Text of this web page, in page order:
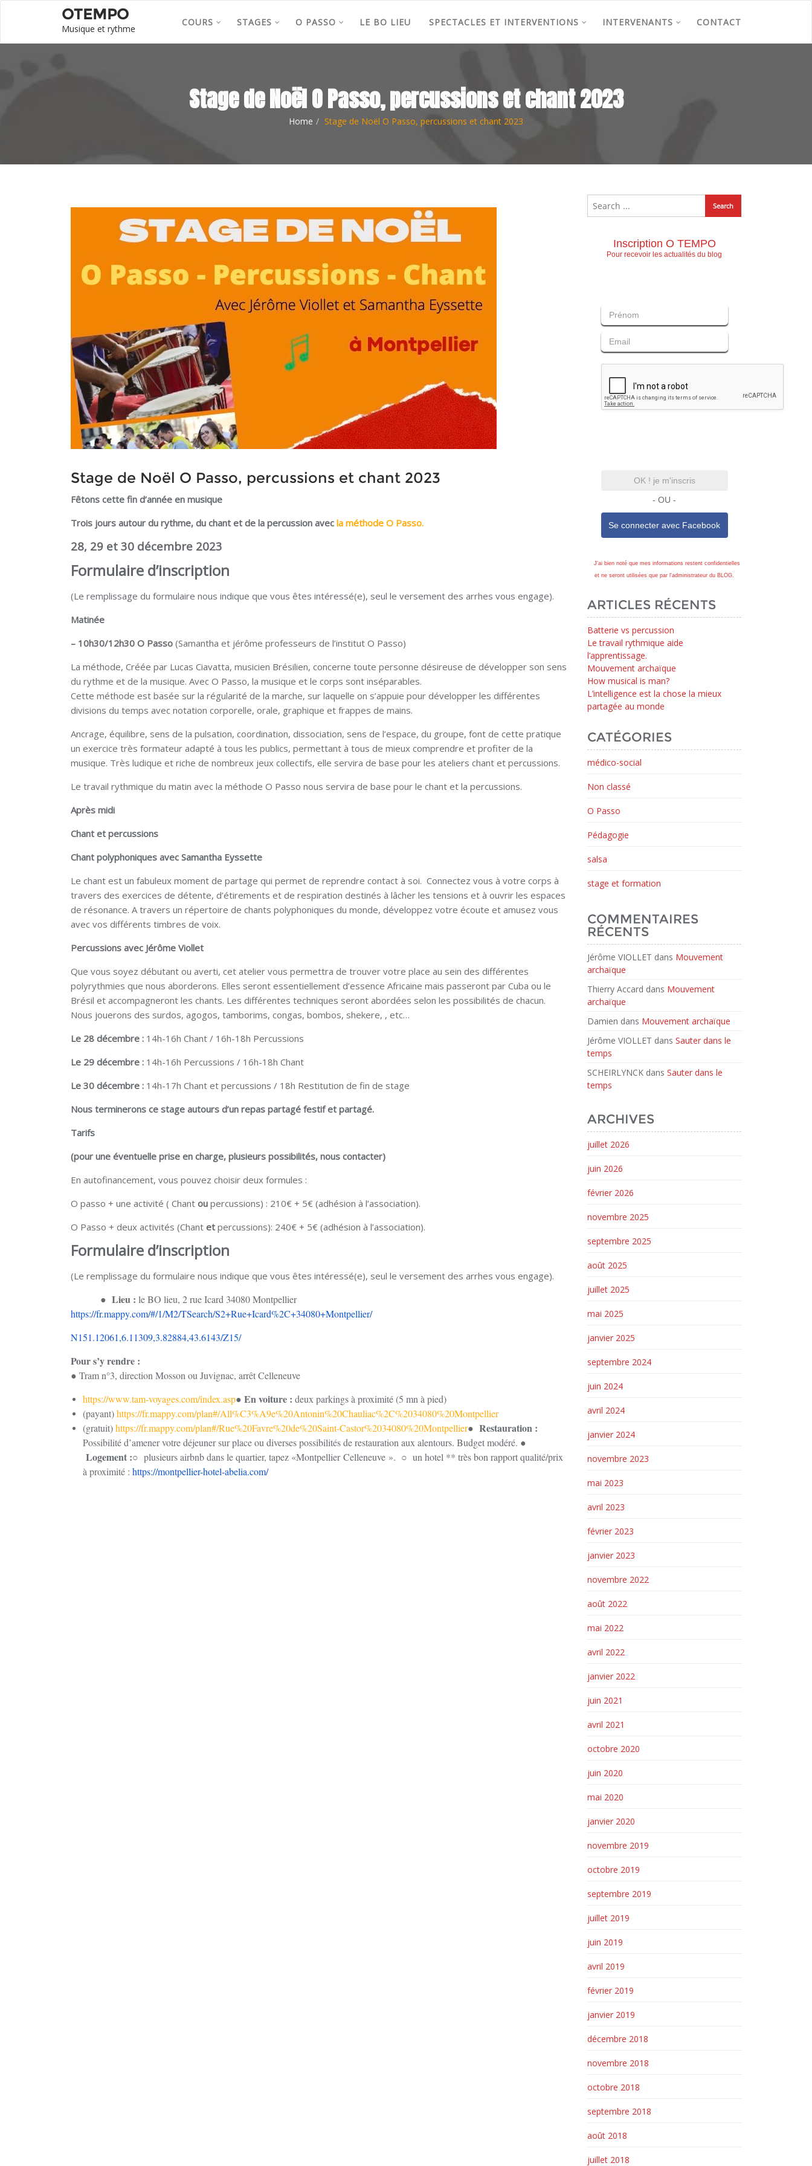
OTEMPO
Musique et rythme
COURS STAGES O PASSO LE BO LIEU SPECTACLES ET INTERVENTIONS INTERVENANTS CONTACT
Stage de Noël O Passo, percussions et chant 2023
Home Stage de Noël O Passo, percussions et chant 2023
Stage de Noël O Passo, percussions et chant 2023
Fêtons cette fin d’année en musique
Trois jours autour du rythme, du chant et de la percussion avec la méthode O Passo.
28, 29 et 30 décembre 2023
Formulaire d’inscription
(Le remplissage du formulaire nous indique que vous êtes intéressé(e), seul le versement des arrhes vous engage).
Matinée
– 10h30/12h30 O Passo (Samantha et jérôme professeurs de l’institut O Passo)
La méthode, Créée par Lucas Ciavatta, musicien Brésilien, concerne toute personne désireuse de développer son sens
du rythme et de la musique. Avec O Passo, la musique et le corps sont inséparables.
Cette méthode est basée sur la régularité de la marche, sur laquelle on s’appuie pour développer les différentes
divisions du temps avec notation corporelle, orale, graphique et frappes de mains.
Ancrage, équilibre, sens de la pulsation, coordination, dissociation, sens de l’espace, du groupe, font de cette pratique
un exercice très formateur adapté à tous les publics, permettant à tous de mieux comprendre et profiter de la
musique. Très ludique et riche de nombreux jeux collectifs, elle servira de base pour les ateliers chant et percussions.
Le travail rythmique du matin avec la méthode O Passo nous servira de base pour le chant et la percussions.
Après midi
Chant et percussions
Chant polyphoniques avec Samantha Eyssette
Le chant est un fabuleux moment de partage qui permet de reprendre contact à soi. Connectez vous à votre corps à
travers des exercices de détente, d’étirements et de respiration destinés à lâcher les tensions et à ouvrir les espaces
de résonance. A travers un répertoire de chants polyphoniques du monde, développez votre écoute et amusez vous
avec vos différents timbres de voix.
Percussions avec Jérôme Viollet
Que vous soyez débutant ou averti, cet atelier vous permettra de trouver votre place au sein des différentes
polyrythmies que nous aborderons. Elles seront essentiellement d’essence Africaine mais passeront par Cuba ou le
Brésil et accompagneront les chants. Les différentes techniques seront abordées selon les possibilités de chacun.
Nous jouerons des surdos, agogos, tamborims, congas, bombos, shekere, , etc…
Le 28 décembre : 14h-16h Chant / 16h-18h Percussions
Le 29 décembre : 14h-16h Percussions / 16h-18h Chant
Le 30 décembre : 14h-17h Chant et percussions / 18h Restitution de fin de stage
Nous terminerons ce stage autours d’un repas partagé festif et partagé.
Tarifs
(pour une éventuelle prise en charge, plusieurs possibilités, nous contacter)
En autofinancement, vous pouvez choisir deux formules :
O passo + une activité ( Chant ou percussions) : 210€ + 5€ (adhésion à l’association).
O Passo + deux activités (Chant et percussions): 240€ + 5€ (adhésion à l’association).
Formulaire d’inscription
(Le remplissage du formulaire nous indique que vous êtes intéressé(e), seul le versement des arrhes vous engage).
● Lieu : le BO lieu, 2 rue Icard 34080 Montpellier
https://fr.mappy.com/#/1/M2/TSearch/S2+Rue+Icard%2C+34080+Montpellier/
N151.12061,6.11309,3.82884,43.6143/Z15/
Pour s’y rendre :
● Tram n°3, direction Mosson ou Juvignac, arrêt Celleneuve
https://www.tam-voyages.com/index.asp● En voiture : deux parkings à proximité (5 mn à pied)
(payant)https://fr.mappy.com/plan#/All%C3%A9e%20Antonin%20Chauliac%2C%2034080%20Montpellier
(gratuit)https://fr.mappy.com/plan#/Rue%20Favre%20de%20Saint-Castor%2034080%20Montpellier● Restauration :
Possibilité d’amener votre déjeuner sur place ou diverses possibilités de restauration aux alentours. Budget modéré. ●
Logement :○ plusieurs airbnb dans le quartier, tapez «Montpellier Celleneuve ». ○ un hotel ** très bon rapport qualité/prix
à proximité : ​ https://montpellier-hotel-abelia.com/
Inscription O TEMPO
Pour recevoir les actualités du blog
OK ! je m'inscris
- OU -
Se connecter avec Facebook
J'ai bien noté que mes informations restent confidentielles
et ne seront utilisées que par l'administrateur du BLOG.
ARTICLES RÉCENTS
Batterie vs percussion
Le travail rythmique aide
l’apprentissage.
Mouvement archaïque
How musical is man?
L’intelligence est la chose la mieux
partagée au monde
CATÉGORIES
médico-social
Non classé
O Passo
Pédagogie
salsa
stage et formation
COMMENTAIRES
RÉCENTS
Jérôme VIOLLET dans Mouvement
archaïque
Thierry Accard dans Mouvement
archaïque
Damien dans Mouvement archaïque
Jérôme VIOLLET dans Sauter dans le
temps
SCHEIRLYNCK dans Sauter dans le
temps
ARCHIVES
juillet 2026
juin 2026
février 2026
novembre 2025
septembre 2025
août 2025
juillet 2025
mai 2025
janvier 2025
septembre 2024
juin 2024
avril 2024
janvier 2024
novembre 2023
mai 2023
avril 2023
février 2023
janvier 2023
novembre 2022
août 2022
mai 2022
avril 2022
janvier 2022
juin 2021
avril 2021
octobre 2020
juin 2020
mai 2020
janvier 2020
novembre 2019
octobre 2019
septembre 2019
juillet 2019
juin 2019
avril 2019
février 2019
janvier 2019
décembre 2018
novembre 2018
octobre 2018
septembre 2018
août 2018
juillet 2018